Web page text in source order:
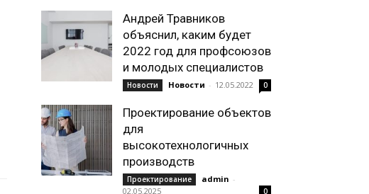
Андрей Травников
объяснил, каким будет
2022 год для профсоюзов
и молодых специалистов
Новости Новости - 12.05.2022 0
Проектирование объектов
для
высокотехнологичных
производств
Проектирование admin -
02.05.2025
0